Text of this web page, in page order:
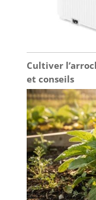
Cultiver
et conseils